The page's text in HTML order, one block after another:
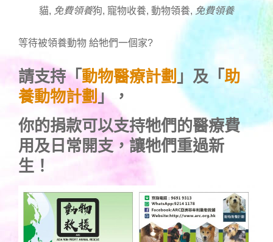
貓, 免費領養狗, 寵物收養, 動物領養, 免費領養
等待被領養動物 給牠們一個家?
請支持「動物醫療計劃 」及「 助
養動物計劃」，
你的捐款可以支持牠們的醫療費
用及日常開支，讓牠們重過新
生！